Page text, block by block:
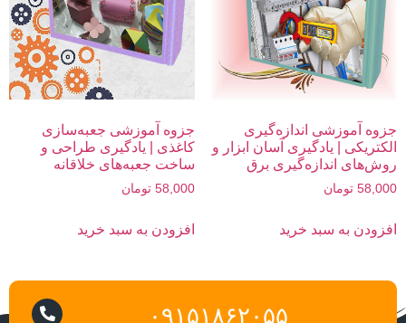
جزوه آموزشی اندازه‌گیری
الکتریکی | یادگیری آسان ابزار و
روش‌های اندازه‌گیری برق
58,000 تومان
افزودن به سبد خرید
جزوه آموزشی جعبه‌سازی
کاغذی | یادگیری طراحی و
ساخت جعبه‌های خلاقانه
58,000 تومان
افزودن به سبد خرید
۰۹۱۵۱۸۶۲۰۵۵